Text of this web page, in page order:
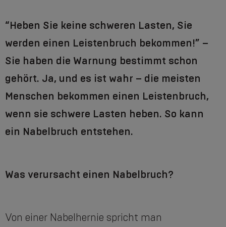
“Heben Sie keine schweren Lasten, Sie
werden einen Leistenbruch bekommen!” –
Sie haben die Warnung bestimmt schon
gehört. Ja, und es ist wahr – die meisten
Menschen bekommen einen Leistenbruch,
wenn sie schwere Lasten heben. So kann
ein Nabelbruch entstehen.
Was verursacht einen Nabelbruch?
Von einer Nabelhernie spricht man